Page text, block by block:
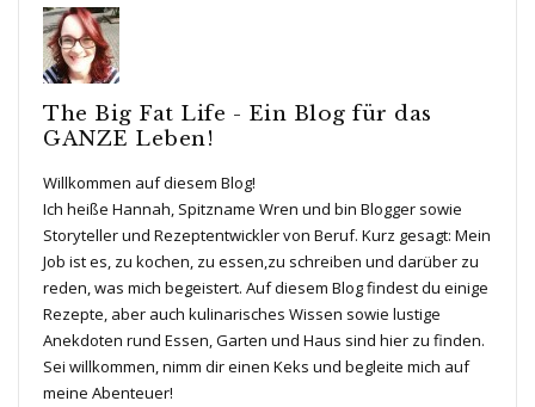
The Big Fat Life - Ein Blog für das
GANZE Leben!
Willkommen auf diesem Blog!
Ich heiße Hannah, Spitzname Wren und bin Blogger sowie
Storyteller und Rezeptentwickler von Beruf. Kurz gesagt: Mein
Job ist es, zu kochen, zu essen,zu schreiben und darüber zu
reden, was mich begeistert. Auf diesem Blog findest du einige
Rezepte, aber auch kulinarisches Wissen sowie lustige
Anekdoten rund Essen, Garten und Haus sind hier zu finden.
Sei willkommen, nimm dir einen Keks und begleite mich auf
meine Abenteuer!